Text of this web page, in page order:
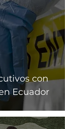
con
Ecuador